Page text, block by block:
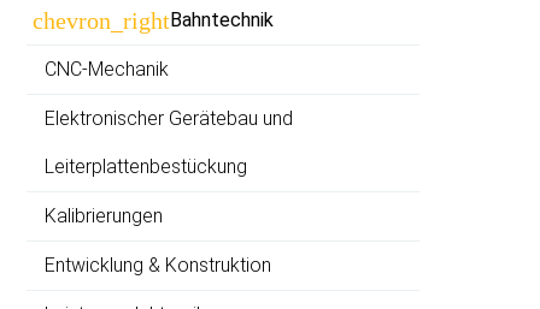
überspringen
chevron_rightBahntechnik
CNC-Mechanik
Elektronischer Gerätebau und
Leiterplatten­bestückung
Kalibrierungen
Entwicklung & Konstruktion